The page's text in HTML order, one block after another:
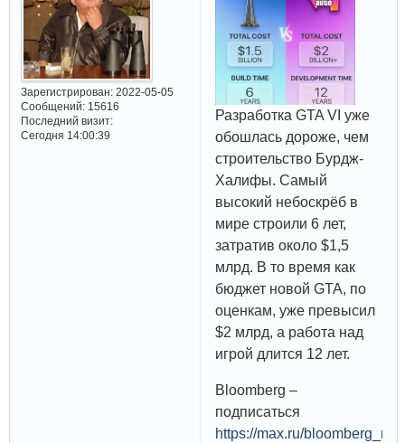
Зарегистрирован: 2022-05-05
Сообщений:15616
Последний визит:
Сегодня 14:00:39
Разработка GTA VI уже
обошлась дороже, чем
строительство Бурдж-
Халифы. Самый
высокий небоскрёб в
мире строили 6 лет,
затратив около $1,5
млрд. В то время как
бюджет новой GTA, по
оценкам, уже превысил
$2 млрд, а работа над
игрой длится 12 лет.
Bloomberg –
подписаться
https://max.ru/bloomberg_ru/